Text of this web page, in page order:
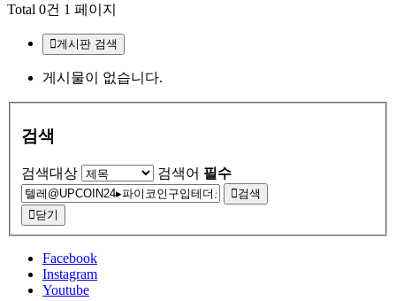
Total 0건 1 페이지
게시판 검색
게시물이 없습니다.
검색
검색대상 검색어 필수
검색
닫기
Facebook
Instagram
Youtube